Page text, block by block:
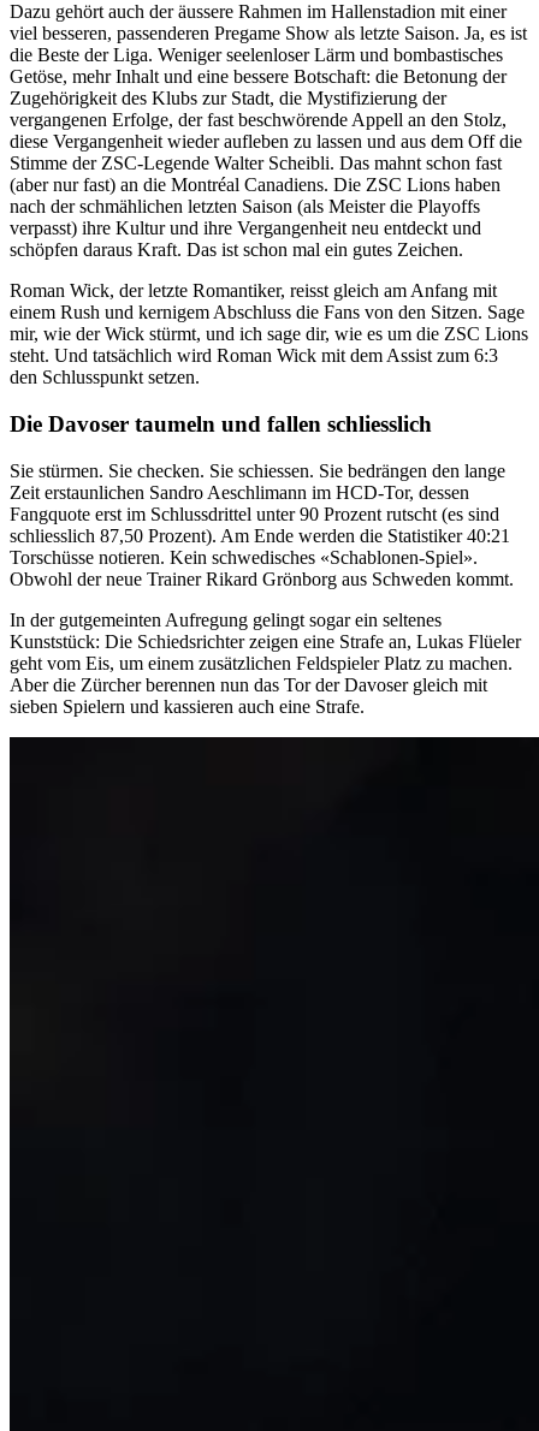
Dazu gehört auch der äussere Rahmen im Hallenstadion mit einer
viel besseren, passenderen Pregame Show als letzte Saison. Ja, es ist
die Beste der Liga. Weniger seelenloser Lärm und bombastisches
Getöse, mehr Inhalt und eine bessere Botschaft: die Betonung der
Zugehörigkeit des Klubs zur Stadt, die Mystifizierung der
vergangenen Erfolge, der fast beschwörende Appell an den Stolz,
diese Vergangenheit wieder aufleben zu lassen und aus dem Off die
Stimme der ZSC-Legende Walter Scheibli. Das mahnt schon fast
(aber nur fast) an die Montréal Canadiens. Die ZSC Lions haben
nach der schmählichen letzten Saison (als Meister die Playoffs
verpasst) ihre Kultur und ihre Vergangenheit neu entdeckt und
schöpfen daraus Kraft. Das ist schon mal ein gutes Zeichen.
Roman Wick, der letzte Romantiker, reisst gleich am Anfang mit
einem Rush und kernigem Abschluss die Fans von den Sitzen. Sage
mir, wie der Wick stürmt, und ich sage dir, wie es um die ZSC Lions
steht. Und tatsächlich wird Roman Wick mit dem Assist zum 6:3
den Schlusspunkt setzen.
Die Davoser taumeln und fallen schliesslich
Sie stürmen. Sie checken. Sie schiessen. Sie bedrängen den lange
Zeit erstaunlichen Sandro Aeschlimann im HCD-Tor, dessen
Fangquote erst im Schlussdrittel unter 90 Prozent rutscht (es sind
schliesslich 87,50 Prozent). Am Ende werden die Statistiker 40:21
Torschüsse notieren. Kein schwedisches «Schablonen-Spiel».
Obwohl der neue Trainer Rikard Grönborg aus Schweden kommt.
In der gutgemeinten Aufregung gelingt sogar ein seltenes
Kunststück: Die Schiedsrichter zeigen eine Strafe an, Lukas Flüeler
geht vom Eis, um einem zusätzlichen Feldspieler Platz zu machen.
Aber die Zürcher berennen nun das Tor der Davoser gleich mit
sieben Spielern und kassieren auch eine Strafe.